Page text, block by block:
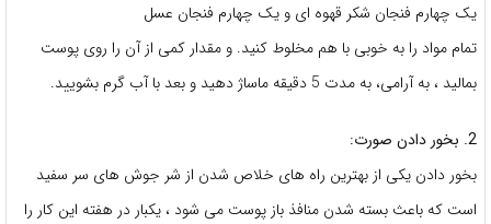
یک چهارم فنجان شکر قهوه ای و یک چهارم فنجان عسل
تمام مواد را به خوبی با هم مخلوط کنید. و مقدار کمی از آن را روی پوست
بمالید ، به آرامی، به مدت 5 دقیقه ماساژ دهید و بعد با آب گرم بشویید.
2. بخور دادن صورت:
بخور دادن یکی از بهترین راه های خلاص شدن از شر جوش های سر سفید
است که باعث بسته شدن منافذ باز پوست می شود ، یکبار در هفته این کار را